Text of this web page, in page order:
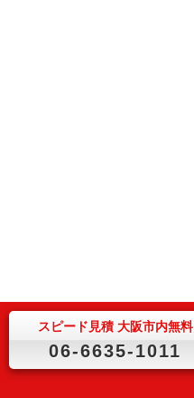
スピード見積 大阪市内無料
06-6635-1011